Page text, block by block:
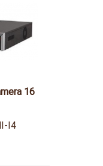
16
I4